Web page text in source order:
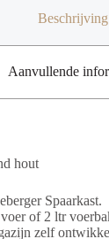
Beschrijving
Aanvullende
hout
voer of 2 ltr
zelf